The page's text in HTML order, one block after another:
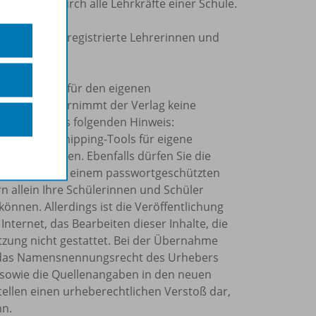
durch alle Lehrkräfte einer Schule.
ist nur für registrierte Lehrerinnen und
möglich.
ist für den eigenen
Dritte übernimmt der Verlag keine
Tools folgenden Hinweis:
und Snipping-Tools für eigene
verwenden. Ebenfalls dürfen Sie die
in einem passwortgeschützten
allein Ihre Schülerinnen und Schüler
Allerdings ist die Veröffentlichung
das Bearbeiten dieser Inhalte, die
nicht gestattet. Bei der Übernahme
Namensnennungsrecht des Urhebers
die Quellenangaben in den neuen
einen urheberechtlichen Verstoß dar,